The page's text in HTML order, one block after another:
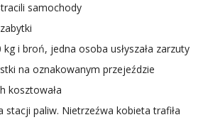
samochody
i broń, jedna osoba usłyszała zarzuty
na oznakowanym przejeździe
kosztowała
stacji paliw. Nietrzeźwa kobieta trafiła